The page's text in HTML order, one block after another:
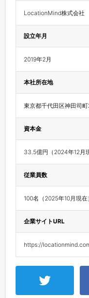
LocationMind株式会社
設立年月
2019年2月
本社所在地
東京都千代田区神田司
資本金
33.5億円（2024年12月
従業員数
100名（2025年10月現在
企業サイトURL
https://